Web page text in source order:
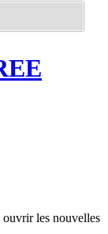
ouvrir les nouvelles